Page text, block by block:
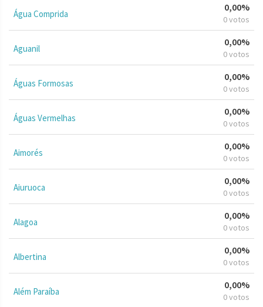
Água Comprida
0,00%
0 votos
Aguanil
0,00%
0 votos
Águas Formosas
0,00%
0 votos
Águas Vermelhas
0,00%
0 votos
Aimorés
0,00%
0 votos
Aiuruoca
0,00%
0 votos
Alagoa
0,00%
0 votos
Albertina
0,00%
0 votos
Além Paraíba
0,00%
0 votos